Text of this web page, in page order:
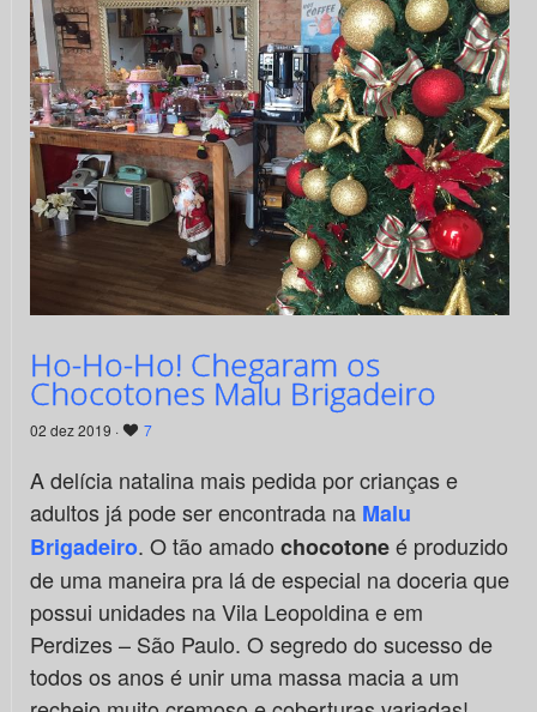
Ho-Ho-Ho! Chegaram os
Chocotones Malu Brigadeiro
02 dez 2019 · 7
A delícia natalina mais pedida por crianças e
adultos já pode ser encontrada na Malu
Brigadeiro. O tão amado chocotoneé produzido
de uma maneira pra lá de especial na doceria que
possui unidades na Vila Leopoldina e em
Perdizes – São Paulo. O segredo do sucesso de
todos os anos é unir uma massa macia a um